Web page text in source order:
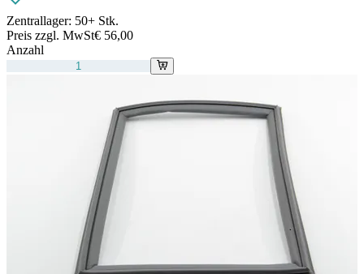
Zentrallager: 50+ Stk.
Preis zzgl. MwSt€ 56,00
Anzahl